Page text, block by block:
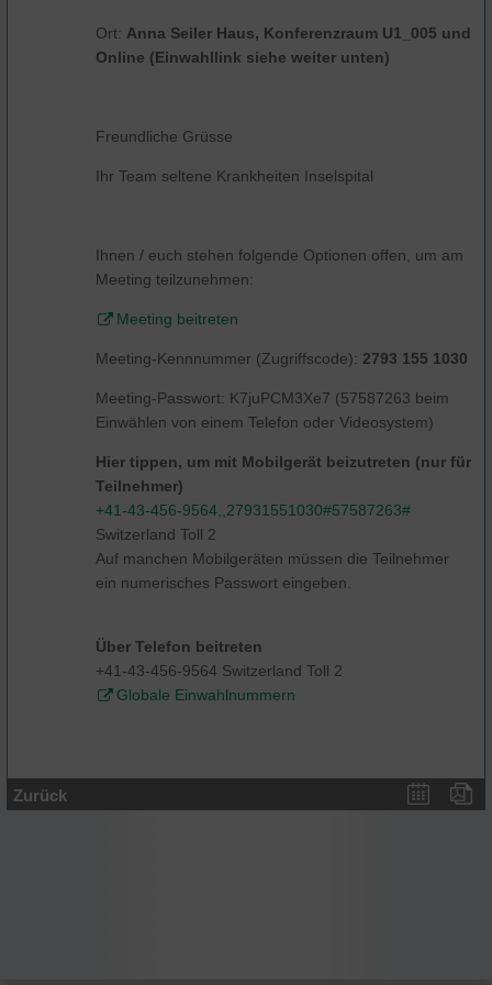
Ort: Anna Seiler Haus, Konferenzraum U1_005 und
Online (Einwahllink siehe weiter unten)
Freundliche Grüsse
Ihr Team seltene Krankheiten Inselspital
Ihnen / euch stehen folgende Optionen offen, um am
Meeting teilzunehmen:
Meeting beitreten
Meeting-Kennnummer (Zugriffscode): 2793 155 1030
Meeting-Passwort: K7juPCM3Xe7 (57587263 beim
Einwählen von einem Telefon oder Videosystem)
Hier tippen, um mit Mobilgerät beizutreten (nur für
Teilnehmer)
+41-43-456-9564,,27931551030#57587263#
Switzerland Toll 2
Auf manchen Mobilgeräten müssen die Teilnehmer
ein numerisches Passwort eingeben.
Über Telefon beitreten
+41-43-456-9564 Switzerland Toll 2
Globale Einwahlnummern
Zurück